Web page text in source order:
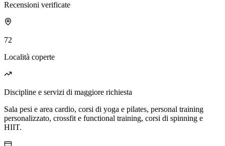
Recensioni verificate
72
Località coperte
Discipline e servizi di maggiore richiesta
Sala pesi e area cardio, corsi di yoga e pilates, personal training
personalizzato, crossfit e functional training, corsi di spinning e
HIIT.